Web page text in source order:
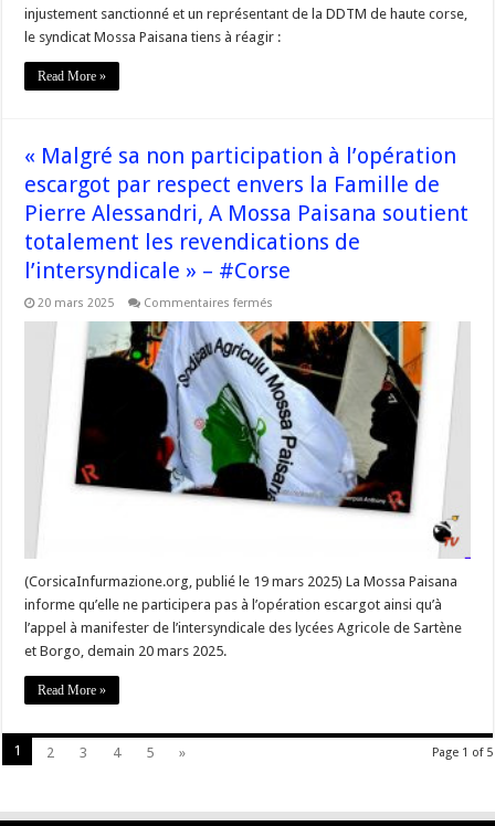
–
#Corse
injustement sanctionné et un représentant de la DDTM de haute corse,
le syndicat Mossa Paisana tiens à réagir :
Read More »
« Malgré sa non participation à l’opération
escargot par respect envers la Famille de
Pierre Alessandri, A Mossa Paisana soutient
totalement les revendications de
l’intersyndicale » – #Corse
20 mars 2025 Commentaires fermés
sa
non
participation
à
l’opération
escargot
par
respect
envers
la
Famille
de
Pierre
soutient
totalement
les
de
(CorsicaInfurmazione.org, publié le 19 mars 2025) La Mossa Paisana
informe qu’elle ne participera pas à l’opération escargot ainsi qu’à
l’appel à manifester de l’intersyndicale des lycées Agricole de Sartène
et Borgo, demain 20 mars 2025.
Read More »
Page 1 of 5
1 2 3 4 5 »